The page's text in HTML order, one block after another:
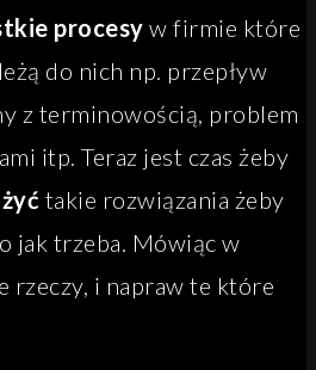
procesy w firmie które
do nich np. przepływ
z terminowością, problem
itp. Teraz jest czas żeby
takie rozwiązania żeby
jak trzeba. Mówiąc w
rzeczy, i napraw te które